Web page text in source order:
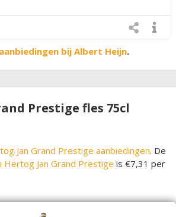
aanbiedingen bij Albert Heijn.
Prestige fles 75cl
Jan Grand Prestige aanbiedingen. De
Hertog Jan Grand Prestige is €7,31 per